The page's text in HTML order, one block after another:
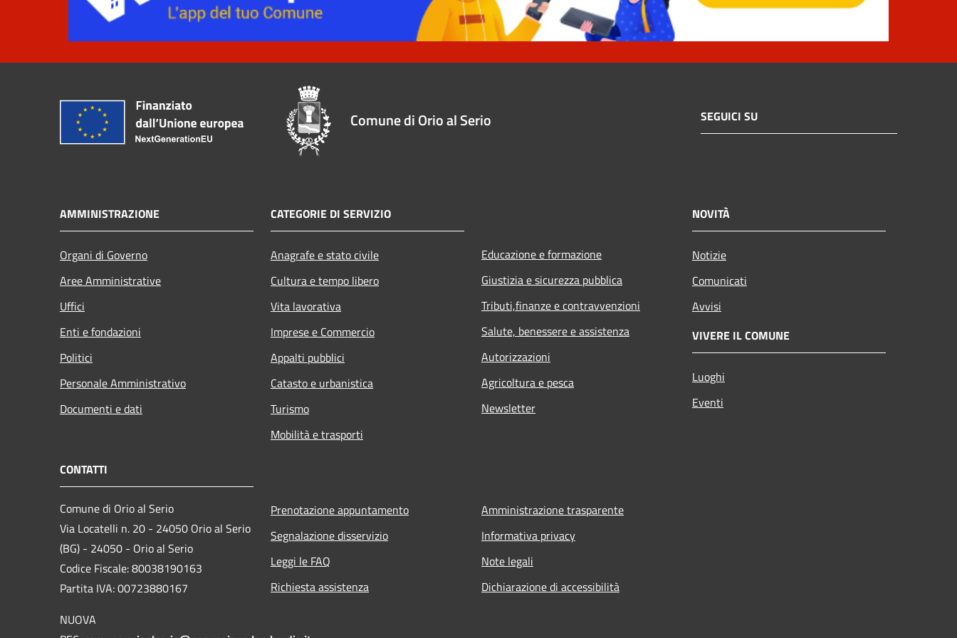
Comune di Orio al Serio SEGUICI SU
AMMINISTRAZIONE
Organi di Governo
Aree Amministrative
Uffici
Enti e fondazioni
Politici
Personale Amministrativo
Documenti e dati
CATEGORIE DI SERVIZIO
Anagrafe e stato civile
Cultura e tempo libero
Vita lavorativa
Imprese e Commercio
Appalti pubblici
Catasto e urbanistica
Turismo
Mobilità e trasporti
Educazione e formazione
Giustizia e sicurezza pubblica
Tributi,finanze e contravvenzioni
Salute, benessere e assistenza
Autorizzazioni
Agricoltura e pesca
Newsletter
NOVITÀ
Notizie
Comunicati
Avvisi
VIVERE IL COMUNE
Luoghi
Eventi
CONTATTI
Comune di Orio al Serio
Via Locatelli n. 20 - 24050 Orio al Serio
(BG) - 24050 - Orio al Serio
Codice Fiscale: 80038190163
Partita IVA: 00723880167
NUOVA
Prenotazione appuntamento
Segnalazione disservizio
Leggi le FAQ
Richiesta assistenza
Amministrazione trasparente
Informativa privacy
Note legali
Dichiarazione di accessibilità